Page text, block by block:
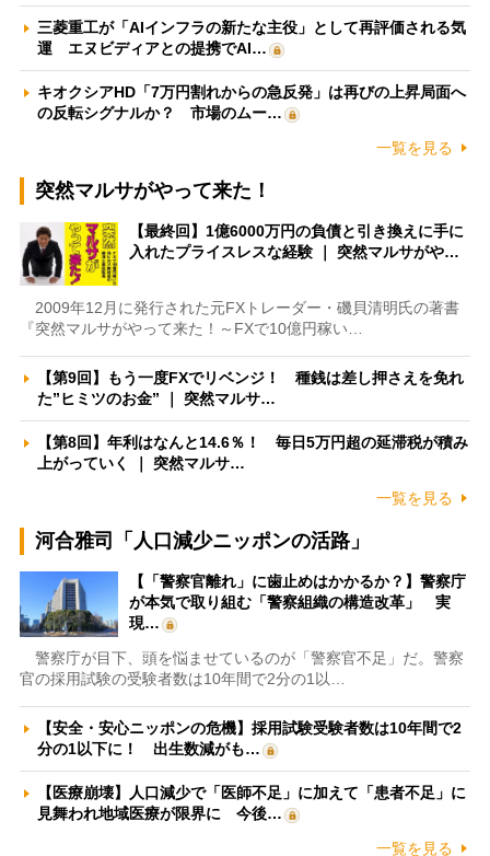
三菱重工が「AIインフラの新たな主役」として再評価される気
運 エヌビディアとの提携でAI…
キオクシアHD「7万円割れからの急反発」は再びの上昇局面へ
の反転シグナルか？ 市場のムー…
一覧を見る
突然マルサがやって来た！
【最終回】1億6000万円の負債と引き換えに手に
入れたプライスレスな経験 ｜ 突然マルサがや…
2009年12月に発行された元FXトレーダー・磯貝清明氏の著書
『突然マルサがやって来た！～FXで10億円稼い…
【第9回】もう一度FXでリベンジ！ 種銭は差し押さえを免れ
た”ヒミツのお金” ｜ 突然マルサ…
【第8回】年利はなんと14.6％！ 毎日5万円超の延滞税が積み
上がっていく ｜ 突然マルサ…
一覧を見る
河合雅司「人口減少ニッポンの活路」
【「警察官離れ」に歯止めはかかるか？】警察庁
が本気で取り組む「警察組織の構造改革」 実
現…
警察庁が目下、頭を悩ませているのが「警察官不足」だ。警察
官の採用試験の受験者数は10年間で2分の1以…
【安全・安心ニッポンの危機】採用試験受験者数は10年間で2
分の1以下に！ 出生数減がも…
【医療崩壊】人口減少で「医師不足」に加えて「患者不足」に
見舞われ地域医療が限界に 今後…
一覧を見る